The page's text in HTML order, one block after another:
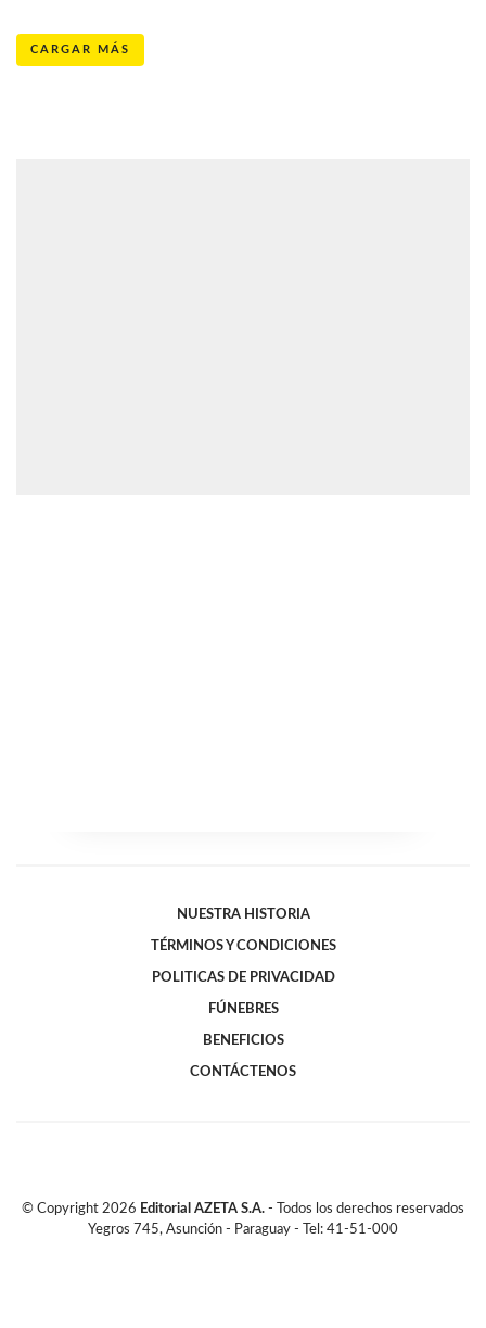
CARGAR MÁS
NUESTRA HISTORIA
TÉRMINOS Y CONDICIONES
POLITICAS DE PRIVACIDAD
FÚNEBRES
BENEFICIOS
CONTÁCTENOS
© Copyright 2026 Editorial AZETA S.A. - Todos los derechos reservados
Yegros 745, Asunción - Paraguay - Tel: 41-51-000